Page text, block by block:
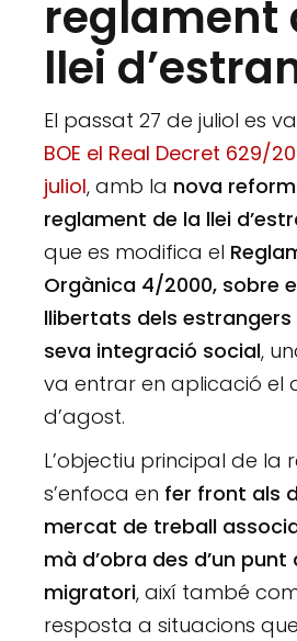
reglament
llei
El passat 27 de juliol es
BOE el Real Decret 629/
juliol, amb la nova
reglament de la llei
que es modifica el
Orgànica 4/2000, sobre
llibertats dels estrangers
seva integració social,
va entrar en aplicació el
d’agost.
L’objectiu principal de la
s’enfoca en fer front als
mercat de treball
mà d’obra des d’un punt
migratori, així també
resposta a situacions